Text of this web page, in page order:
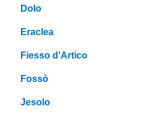
Dolo
Eraclea
Fiesso d'Artico
Fossò
Jesolo